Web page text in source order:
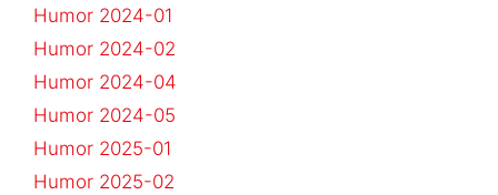
Humor 2024-01
Humor 2024-02
Humor 2024-04
Humor 2024-05
Humor 2025-01
Humor 2025-02